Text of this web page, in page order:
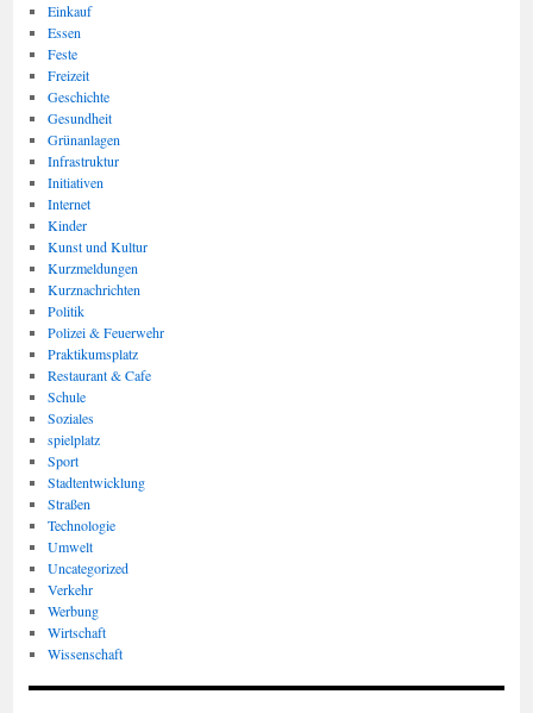
Einkauf
Essen
Feste
Freizeit
Geschichte
Gesundheit
Grünanlagen
Infrastruktur
Initiativen
Internet
Kinder
Kunst und Kultur
Kurzmeldungen
Kurznachrichten
Politik
Polizei & Feuerwehr
Praktikumsplatz
Restaurant & Cafe
Schule
Soziales
spielplatz
Sport
Stadtentwicklung
Straßen
Technologie
Umwelt
Uncategorized
Verkehr
Werbung
Wirtschaft
Wissenschaft